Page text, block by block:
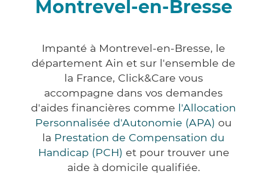
Montrevel-en-Bresse
Impanté à Montrevel-en-Bresse, le
département Ain et sur l'ensemble de
la France, Click&Care vous
accompagne dans vos demandes
d'aides financières comme l'Allocation
Personnalisée d'Autonomie (APA) ou
la Prestation de Compensation du
Handicap (PCH) et pour trouver une
aide à domicile qualifiée.